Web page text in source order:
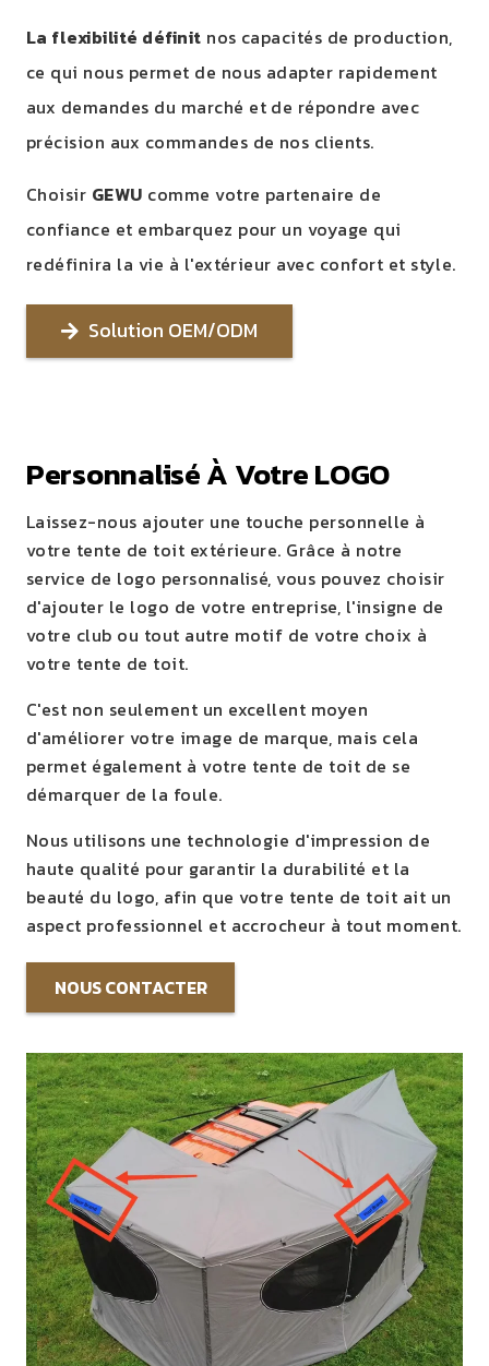
La flexibilité définit nos capacités de production,
ce qui nous permet de nous adapter rapidement
aux demandes du marché et de répondre avec
précision aux commandes de nos clients.
Choisir GEWU comme votre partenaire de
confiance et embarquez pour un voyage qui
redéfinira la vie à l'extérieur avec confort et style.
Solution OEM/ODM
Personnalisé À Votre LOGO
Laissez-nous ajouter une touche personnelle à
votre tente de toit extérieure. Grâce à notre
service de logo personnalisé, vous pouvez choisir
d'ajouter le logo de votre entreprise, l'insigne de
votre club ou tout autre motif de votre choix à
votre tente de toit.
C'est non seulement un excellent moyen
d'améliorer votre image de marque, mais cela
permet également à votre tente de toit de se
démarquer de la foule.
Nous utilisons une technologie d'impression de
haute qualité pour garantir la durabilité et la
beauté du logo, afin que votre tente de toit ait un
aspect professionnel et accrocheur à tout moment.
NOUS CONTACTER